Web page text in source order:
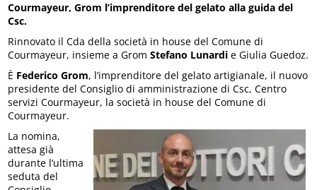
Courmayeur, Grom l’imprenditore del gelato alla guida del
Csc.
Rinnovato il Cda della società in house del Comune di
Courmayeur, insieme a GromStefano Lunardi e Giulia Guedoz.
È Federico Grom, l’imprenditore del gelato artigianale, il nuovo
presidente del Consiglio di amministrazione di Csc, Centro
servizi Courmayeur, la società in house del Comune di
Courmayeur.
La nomina,
attesa già
durante l’ultima
seduta del